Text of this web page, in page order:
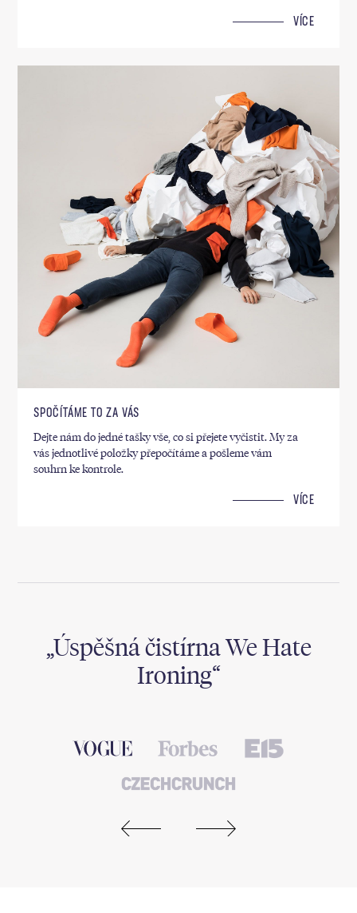
VÍCE
SPOČÍTÁME TO ZA VÁS
Dejte nám do jedné tašky vše, co si přejete vyčistit. My za
vás jednotlivé položky přepočítáme a pošleme vám
souhrn ke kontrole.
VÍCE
Úspěšná čistírna We Hate
Ironing